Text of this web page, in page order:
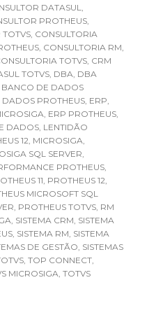
DATASUL
PROTHEUS
TOTVS CONSULTORIA
CONSULTORIA RM
TOTVS CRM
TOTVS DBA DBA
BANCO DE DADOS
PROTHEUS ERP
ERP PROTHEUS
DADOS LENTIDÃO
12 MICROSIGA
SQL SERVER
PROTHEUS
11 PROTHEUS 12
MICROSOFT SQL
PROTHEUS TOTVS RM
SISTEMA CRM SISTEMA
SISTEMA RM SISTEMA
DE GESTÃO SISTEMAS
TOP CONNECT
MICROSIGA TOTVS